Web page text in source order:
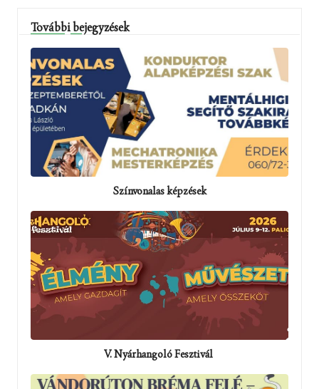
További bejegyzések
Színvonalas képzések
V. Nyárhangoló Fesztivál